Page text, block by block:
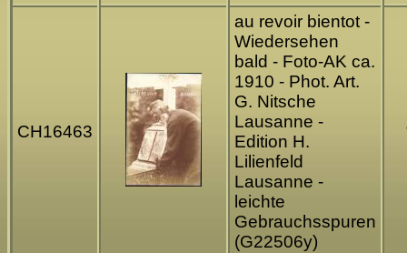
CH16463
au revoir bientot -
Wiedersehen
bald - Foto-AK ca.
1910 - Phot. Art.
G. Nitsche
Lausanne -
Edition H.
Lilienfeld
Lausanne -
leichte
Gebrauchsspuren
(G22506y)